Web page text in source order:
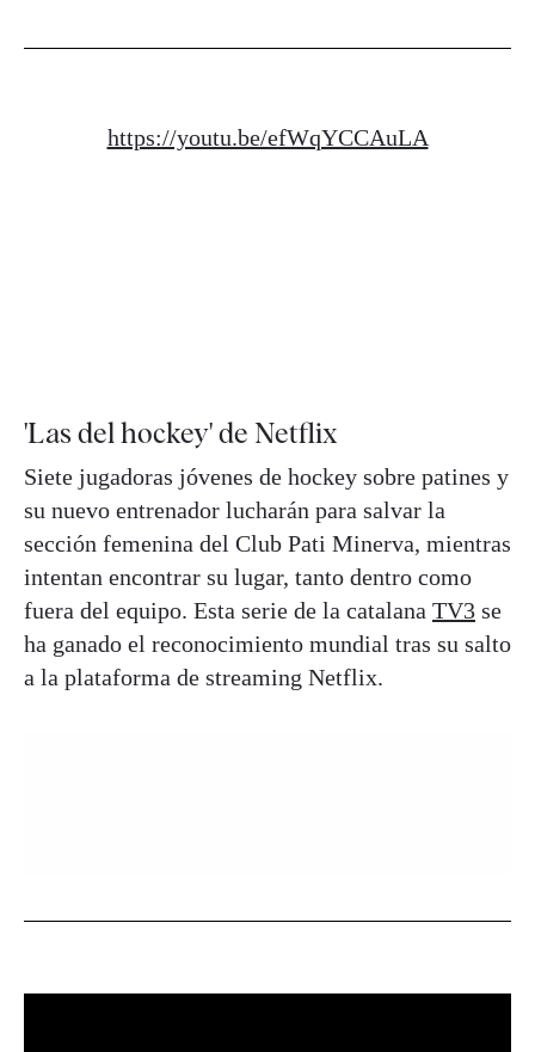
https://youtu.be/efWqYCCAuLA
'Las del hockey' de Netflix
Siete jugadoras jóvenes de hockey sobre patines y
su nuevo entrenador lucharán para salvar la
sección femenina del Club Pati Minerva, mientras
intentan encontrar su lugar, tanto dentro como
fuera del equipo. Esta serie de la catalana TV3 se
ha ganado el reconocimiento mundial tras su salto
a la plataforma de streaming Netflix.